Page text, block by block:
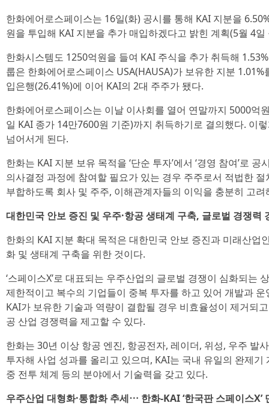
한화에어로스페이스는 16일(화) 공시를 통해 KAI 지분을
원을 투입해 KAI 지분을 추가 매입하겠다고 밝힌 계획(5월 4
한화시스템도 1250억원을 들여 KAI 주식을 추가 취득해
룹은 한화에어로스페이스 USA(HAUSA)가 보유한 지분
입은행(26.41%)에 이어 KAI의 2대 주주가 됐다.
한화에어로스페이스는 이날 이사회를 열어 연말까지 5000억
일 KAI 종가 14만7600원 기준)까지 취득하기로 결의했다. 이
넘어서게 된다.
한화는 KAI 지분 보유 목적을 ‘단순 투자’에서 ‘경영 참여’로
의사결정 과정에 참여할 필요가 있는 경우 주주로서 적법한
부합하도록 회사 및 주주, 이해관계자들의 이익을 충분히 고
대한민국 안보 증진 및 우주·항공 생태계 구축, 글로벌 경쟁력
한화의 KAI 지분 확대 목적은 대한민국 안보 증진과 미래산업
화 및 생태계 구축을 위한 것이다.
‘스페이스X’로 대표되는 우주산업의 글로벌 경쟁이 심화되는
제한적이고 복수의 기업들이 중복 투자를 하고 있어 개발과
KAI가 보유한 기술과 역량이 결합될 경우 비효율성이 제거되
공 산업 경쟁력을 제고할 수 있다.
한화는 30년 이상 항공 엔진, 항공전자, 레이더, 위성, 우주 발
투자해 사업 성과를 올리고 있으며, KAI는 국내 유일의 완제기
중 전투 체계 등의 분야에서 기술력을 갖고 있다.
우주산업 대형화·통합화 추세⋯ 한화-KAI ‘한국판 스페이스X’